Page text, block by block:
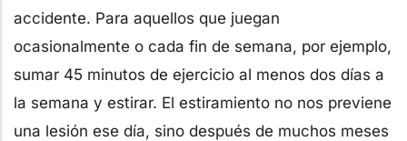
accidente. Para aquellos que juegan
ocasionalmente o cada fin de semana, por ejemplo,
sumar 45 minutos de ejercicio al menos dos días a
la semana y estirar. El estiramiento no nos previene
una lesión ese día, sino después de muchos meses